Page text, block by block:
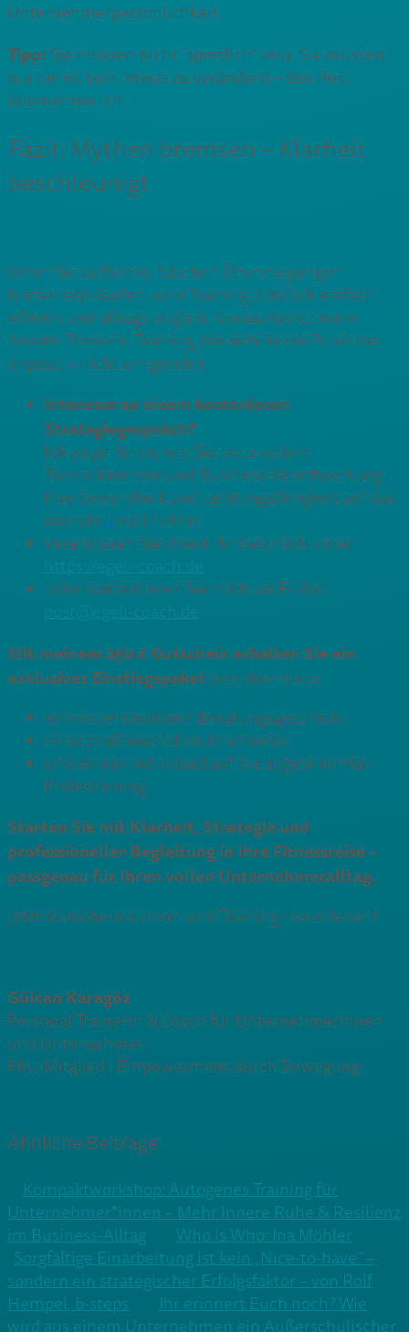
Unternehmerpersönlichkeit.
Tipp: Sie müssen nicht “sportlich” sein. Sie müssen
nur bereit sein, etwas zu verändern – den Rest
übernehme ich.
Fazit: Mythen bremsen – Klarheit
beschleunigt
Wenn Sie aufhören, falschen Überzeugungen
hinterherzulaufen, wird Training plötzlich einfach,
effektiv und alltagstauglich. Genau das ist mein
Ansatz: Personal Training, das sich Ihrem Business
anpasst – nicht umgekehrt.
Interesse an einem kostenlosen
Strategiegespräch?
Ich zeige Ihnen, wie Sie trotz vollem
Terminkalender und Business-Verantwortung
Ihre Gesundheit und Leistungsfähigkeit auf das
nächste Level heben.
Vereinbaren Sie direkt Ihr Gespräch unter
oder kontaktieren Sie mich via E-Mail:
Mit meinem 250 € Gutschein erhalten Sie ein
exklusives Einstiegspaket bestehend aus:
einem persönlichen Beratungsgespräch,
einer professionellen Anamnese,
und einem individuell auf Sie abgestimmten
Probetraining.
Starten Sie mit Klarheit, Strategie und
professioneller Begleitung in Ihre Fitnessreise –
passgenau für Ihren vollen Unternehmeralltag.
Jetzt Gutschein sichern und Training neu erleben!
Gülcan Karagöz
Personal Trainerin & Coach für Unternehmerinnen
und Unternehmer
FKU-Mitglied | Empowerment durch Bewegung
Ähnliche Beiträge
Kompaktworkshop: Autogenes Training für
Unternehmer*innen – Mehr innere Ruhe & Resilienz
im Business-Alltag
Who is Who: Ina Möhler
Sorgfältige Einarbeitung ist kein „Nice-to-have“ –
sondern ein strategischer Erfolgsfaktor – von Rolf
Hempel, b-steps
Ihr erinnert Euch noch? Wie
wird aus einem Unternehmen ein Außerschulischer